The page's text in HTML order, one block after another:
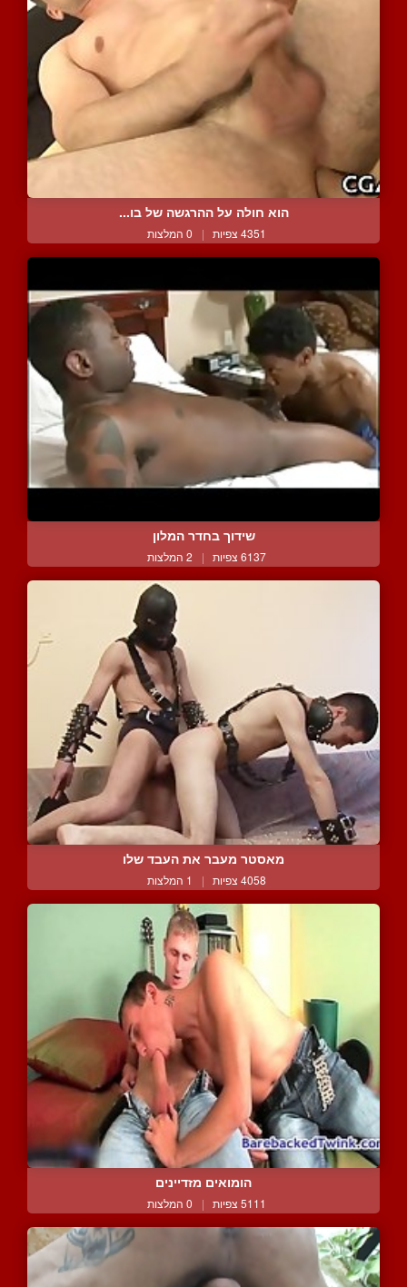
הוא חולה על ההרגשה של בו...
4351 צפיות | 0 המלצות
שידוך בחדר המלון
6137 צפיות | 2 המלצות
מאסטר מעבר את העבד שלו
4058 צפיות | 1 המלצות
הומואים מזדיינים
5111 צפיות | 0 המלצות